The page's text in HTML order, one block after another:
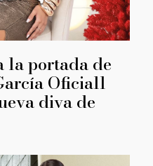
la portada de
Oficiall
diva de